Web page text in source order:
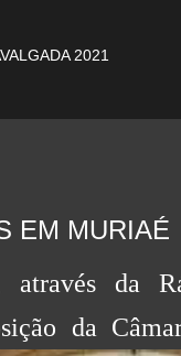
2021
EM MURIAÉ
através da
da